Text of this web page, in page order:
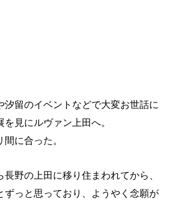
汐留のイベントなどで大変お世話に
見にルヴァン上田へ。
に合った。
野の上田に移り住まわれてから、
ずっと思っており、ようやく念願が